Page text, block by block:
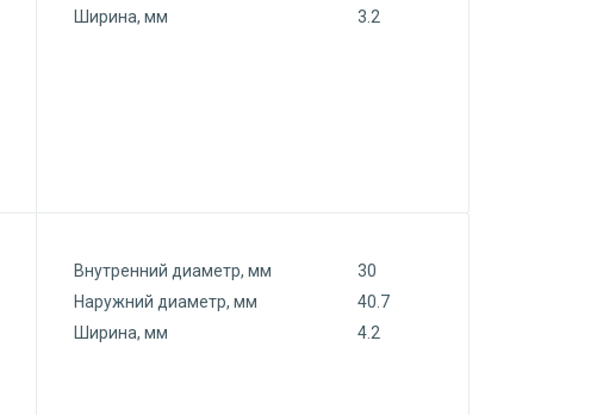
Ширина, мм
3.2
Внутренний диаметр, мм
30
Наружний диаметр, мм
40.7
Ширина, мм
4.2